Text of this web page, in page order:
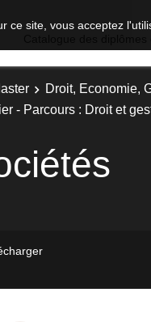
ce site, vous acceptez
Droit, Economie,
- Parcours : Droit et